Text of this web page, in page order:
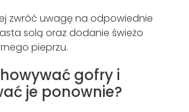
zwróć uwagę na odpowiednie
solą oraz dodanie świeżo
pieprzu.
gofry i
je ponownie?